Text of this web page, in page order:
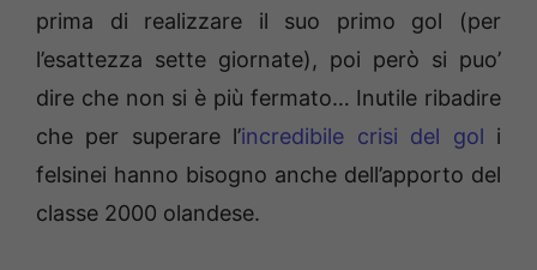
prima di realizzare il suo primo gol (per
l’esattezza sette giornate), poi però si puo’
dire che non si è più fermato… Inutile ribadire
che per superare l’incredibile crisi del gol i
felsinei hanno bisogno anche dell’apporto del
classe 2000 olandese.